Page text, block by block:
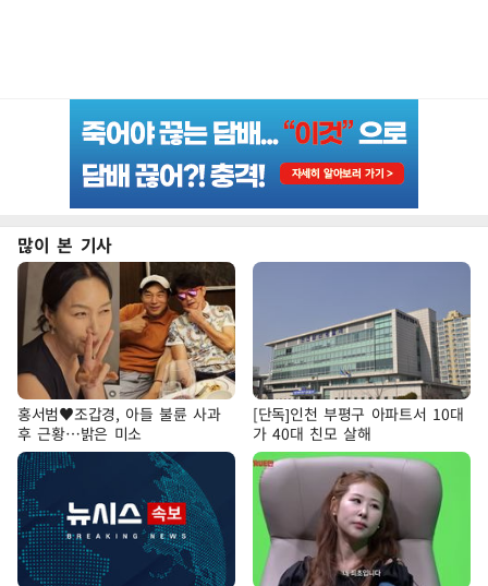
많이 본 기사
홍서범♥조갑경, 아들 불륜 사과
후 근황…밝은 미소
[단독]인천 부평구 아파트서 10대
가 40대 친모 살해